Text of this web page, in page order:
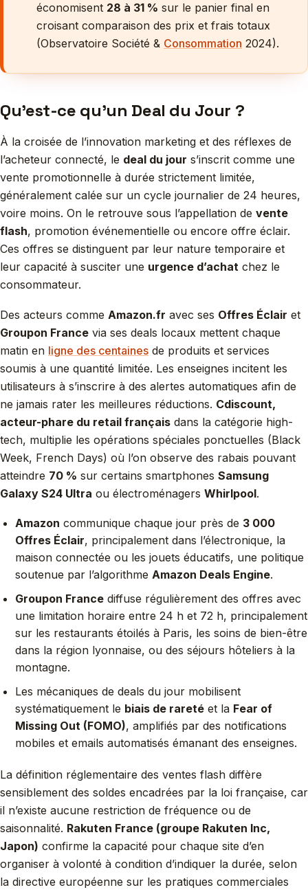
économisent 28 à 31 % sur le panier final en
croisant comparaison des prix et frais totaux
(Observatoire Société & Consommation 2024).
Qu’est-ce qu’un Deal du Jour ?
À la croisée de l’innovation marketing et des réflexes de
l’acheteur connecté, le deal du jour s’inscrit comme une
vente promotionnelle à durée strictement limitée,
généralement calée sur un cycle journalier de 24 heures,
voire moins. On le retrouve sous l’appellation de vente
flash, promotion événementielle ou encore offre éclair.
Ces offres se distinguent par leur nature temporaire et
leur capacité à susciter une urgence d’achat chez le
consommateur.
Des acteurs comme Amazon.fr avec ses Offres Éclair et
Groupon France via ses deals locaux mettent chaque
matin en ligne des centaines de produits et services
soumis à une quantité limitée. Les enseignes incitent les
utilisateurs à s’inscrire à des alertes automatiques afin de
ne jamais rater les meilleures réductions. Cdiscount,
acteur-phare du retail français dans la catégorie high-
tech, multiplie les opérations spéciales ponctuelles (Black
Week, French Days) où l’on observe des rabais pouvant
atteindre 70 % sur certains smartphones Samsung
Galaxy S24 Ultra ou électroménagers Whirlpool.
Amazon communique chaque jour près de 3 000
Offres Éclair, principalement dans l’électronique, la
maison connectée ou les jouets éducatifs, une politique
soutenue par l’algorithme Amazon Deals Engine.
Groupon France diffuse régulièrement des offres avec
une limitation horaire entre 24 h et 72 h, principalement
sur les restaurants étoilés à Paris, les soins de bien-être
dans la région lyonnaise, ou des séjours hôteliers à la
montagne.
Les mécaniques de deals du jour mobilisent
systématiquement le biais de rareté et la Fear of
Missing Out (FOMO), amplifiés par des notifications
mobiles et emails automatisés émanant des enseignes.
La définition réglementaire des ventes flash diffère
sensiblement des soldes encadrées par la loi française, car
il n’existe aucune restriction de fréquence ou de
saisonnalité. Rakuten France (groupe Rakuten Inc,
Japon) confirme la capacité pour chaque site d’en
organiser à volonté à condition d’indiquer la durée, selon
la directive européenne sur les pratiques commerciales